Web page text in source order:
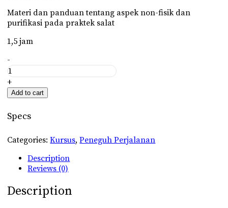
Materi dan panduan tentang aspek non-fisik dan
purifikasi pada praktek salat
1,5 jam
Salat
Meditatif
quantity
-
+
Add to cart
Specs
Categories: Kursus,Peneguh Perjalanan
Description
Reviews (0)
Description